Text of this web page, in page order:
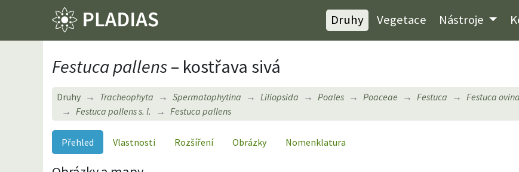
Druhy Vegetace Nástroje
Festuca pallens– kostřava sivá
Druhy Tracheophyta Spermatophytina Liliopsida Poales Poaceae Festuca Festuca ovina
Festuca pallens s. l.
Festuca pallens
Přehled Vlastnosti Rozšíření Obrázky Nomenklatura